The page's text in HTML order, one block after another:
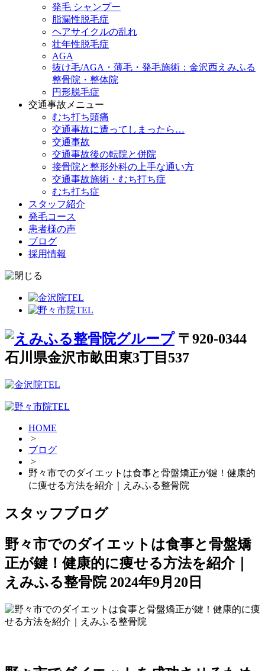
発毛 シャンプー
脂漏性脱毛症
ヘアサイクルの乱れ
壮年性脱毛症
AGA
抜け毛/AGA・薄毛・発毛施術：金沢西えみふる
整骨院・整体院
円形脱毛症
交通事故メニュー
むち打ち頭痛
交通事故に遭ってしまったら…
交通事故
交通事故後の転院と併院
接骨院と整形外科の上手な通い方
交通事故施術・むち打ち症
むち打ち症
スタッフ紹介
発毛コース
患者様の声
ブログ
採用情報
〒920-0344
石川県金沢市畝田東3丁目537
HOME
>
ブログ
>
野々市でのダイエットは食事と骨盤矯正が鍵！健康的
に痩せる方法を紹介｜えみふる整骨院
スタッフブログ
野々市でのダイエットは食事と骨盤矯
正が鍵！健康的に痩せる方法を紹介｜
えみふる整骨院 2024年9月20日